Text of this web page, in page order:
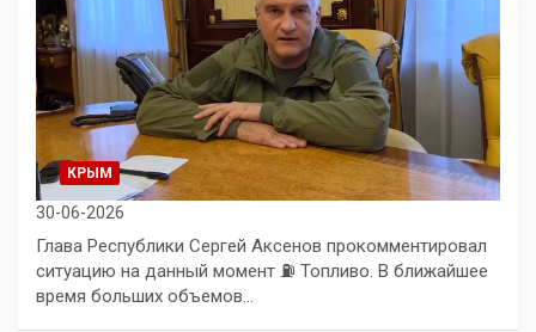
КРЫМ
30-06-2026
Глава Республики Сергей Аксенов прокомментировал
ситуацию на данный момент ⛽️ Топливо. В ближайшее
время больших объемов…